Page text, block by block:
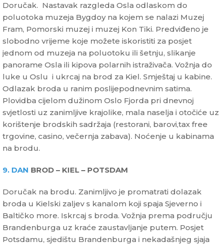
Doručak. Nastavak razgleda Osla odlaskom do
poluotoka muzeja Bygdoy na kojem se nalazi Muzej
Fram, Pomorski muzej i muzej Kon Tiki. Predviđeno je
slobodno vrijeme koje možete iskoristiti za posjet
jednom od muzeja na poluotoku ili šetnju, slikanje
panorame Osla ili kipova polarnih istraživača. Vožnja do
luke u Oslu i ukrcaj na brod za Kiel. Smještaj u kabine.
Odlazak broda u ranim poslijepodnevnim satima.
Plovidba cijelom dužinom Oslo Fjorda pri dnevnoj
svjetlosti uz zanimljive krajolike, mala naselja i otočiće uz
korištenje brodskih sadržaja (restorani, barovi,tax free
trgovine, casino, večernja zabava). Noćenje u kabinama
na brodu.
9. DAN BROD – KIEL – POTSDAM
Doručak na brodu. Zanimljivo je promatrati dolazak
broda u Kielski zaljev s kanalom koji spaja Sjeverno i
Baltičko more. Iskrcaj s broda. Vožnja prema području
Brandenburga uz kraće zaustavljanje putem. Posjet
Potsdamu, sjedištu Brandenburga i nekadašnjeg sjaja